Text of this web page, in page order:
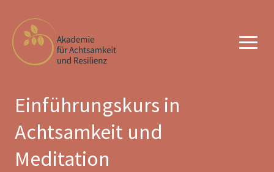
Einführungskurs in
Achtsamkeit und
Meditation